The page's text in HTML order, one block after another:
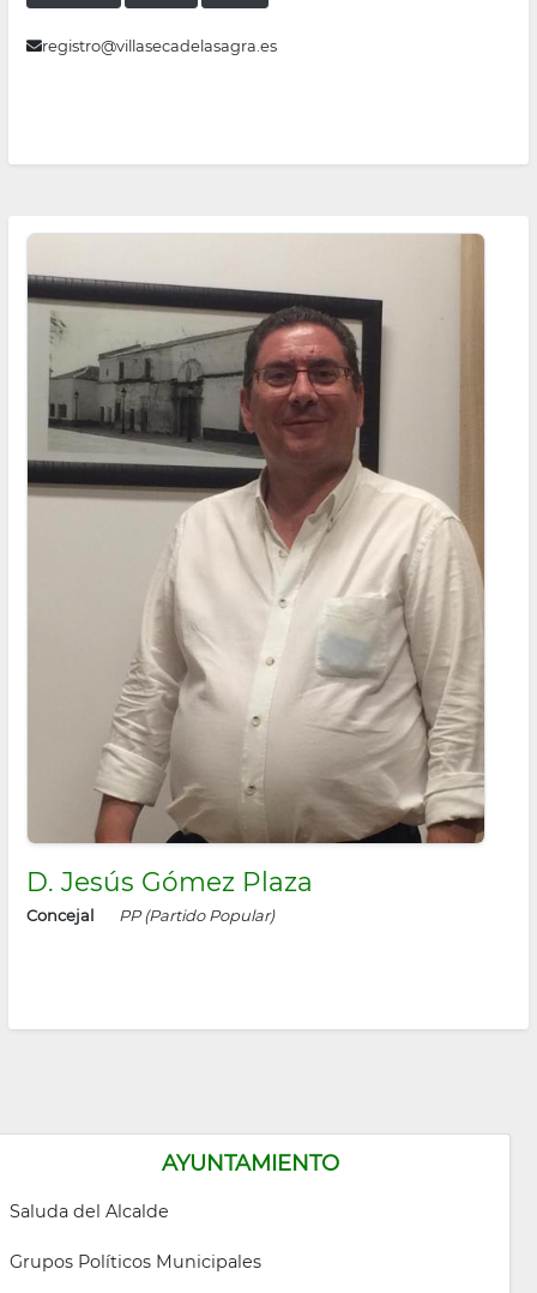
AYUNTAMIENTO
Saluda del Alcalde
Grupos Políticos Municipales
registro@villasecadelasagra.es
D. Jesús Gómez Plaza
Concejal PP (Partido Popular)